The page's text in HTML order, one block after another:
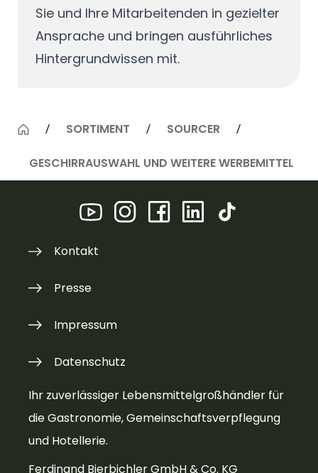
Sie und Ihre Mitarbeitenden in gezielter
Ansprache und bringen ausführliches
Hintergrundwissen mit.
SORTIMENT SOURCER
GESCHIRRAUSWAHL UND WEITERE WERBEMITTEL
Ihr zuverlässiger Lebensmittelgroßhändler für
die Gastronomie, Gemeinschaftsverpflegung
und Hotellerie.
Ferdinand Bierbichler GmbH & Co. KG
Kontakt
Presse
Impressum
Datenschutz